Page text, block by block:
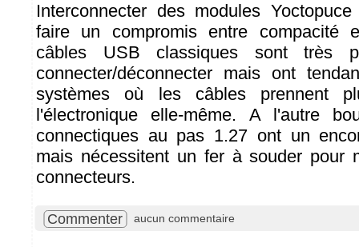
Interconnecter des modules
faire un compromis entre compacité
câbles USB classiques sont très
connecter/déconnecter mais ont
systèmes où les câbles prennent
l'électronique elle-même. A l'autre
connectiques au pas 1.27 ont un
mais nécessitent un fer à souder pour
connecteurs.
Commenter aucun commentaire